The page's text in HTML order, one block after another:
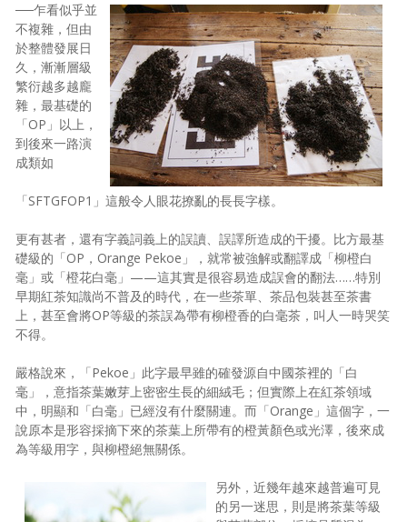
──乍看似乎並
不複雜，但由
於整體發展日
久，漸漸層級
繁衍越多越龐
雜，最基礎的
「OP」以上，
到後來一路演
成類如
「SFTGFOP1」這般令人眼花撩亂的長長字樣。
更有甚者，還有字義詞義上的誤讀、誤譯所造成的干擾。比方最基
礎級的「OP，Orange Pekoe」，就常被強解或翻譯成「柳橙白
毫」或「橙花白毫」——這其實是很容易造成誤會的翻法……特別
早期紅茶知識尚不普及的時代，在一些茶單、茶品包裝甚至茶書
上，甚至會將OP等級的茶誤為帶有柳橙香的白毫茶，叫人一時哭笑
不得。
嚴格說來，「Pekoe」此字最早雖的確發源自中國茶裡的「白
毫」，意指茶葉嫩芽上密密生長的細絨毛；但實際上在紅茶領域
中，明顯和「白毫」已經沒有什麼關連。而「Orange」這個字，一
說原本是形容採摘下來的茶葉上所帶有的橙黃顏色或光澤，後來成
為等級用字，與柳橙絕無關係。
另外，近幾年越來越普遍可見
的另一迷思，則是將茶葉等級